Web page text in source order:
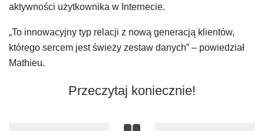
aktywności użytkownika w Internecie.
„To innowacyjny typ relacji z nową generacją klientów,
którego sercem jest świeży zestaw danych” – powiedział
Mathieu.
Przeczytaj koniecznie!